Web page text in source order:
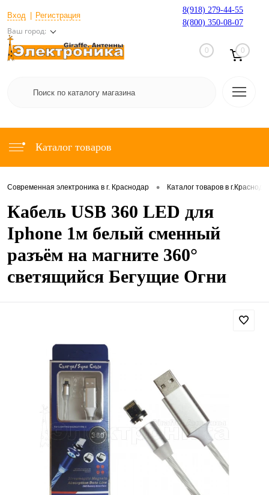
Вход Регистрация
Ваш город:
8(918) 279-44-55
8(800) 350-08-07
0 0
Каталог товаров
Современная электроника в г. Краснодар • Каталог товаров в
Кабель USB 360 LED для
Iphone 1м белый сменный
разъём на магните 360°
светящийся Бегущие Огни